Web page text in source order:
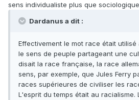
sens individualiste plus que
Dardanus a dit :
Effectivement le mot race était
le sens de peuple partageant une
disait la race française, la race
sens, par exemple, que Jules Ferry
races supérieures de civiliser les
L'esprit du temps était au racialisme.